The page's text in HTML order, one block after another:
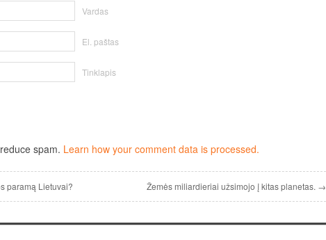
Vardas
El. paštas
Tinklapis
spam. Learn how your comment data is processed.
paramą Lietuvai? Žemės miliardieriai užsimojo į kitas planetas. →